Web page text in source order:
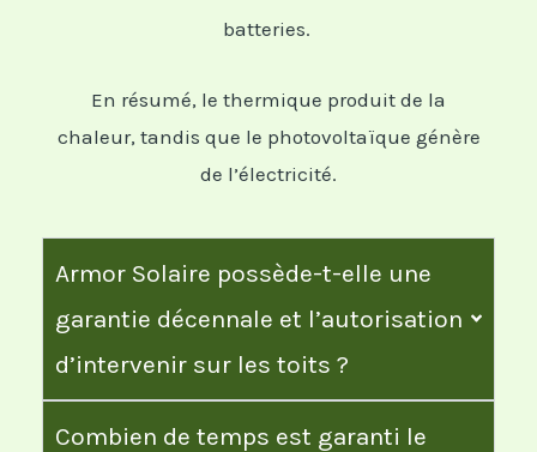
batteries.
En résumé, le thermique produit de la
chaleur, tandis que le photovoltaïque génère
de l’électricité.
Armor Solaire possède-t-elle une
garantie décennale et l’autorisation
d’intervenir sur les toits ?
Combien de temps est garanti le